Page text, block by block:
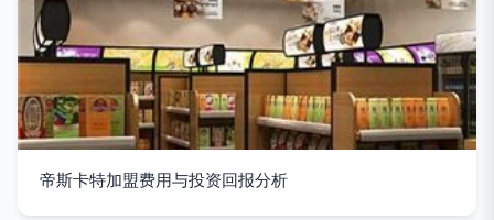
帝斯卡特加盟费用与投资回报分析